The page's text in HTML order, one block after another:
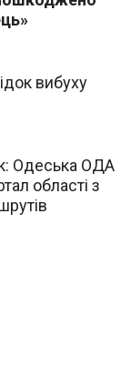
вибуху
Одеська ОДА
області з